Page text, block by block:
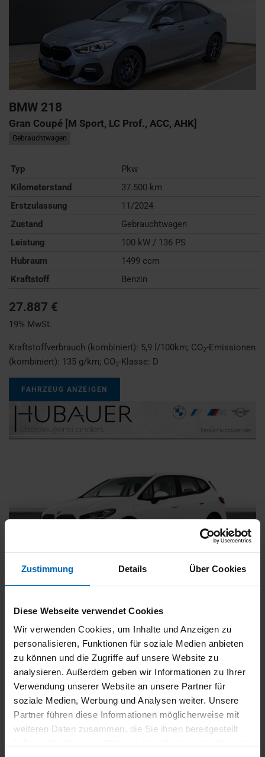
Zustimmung Details Über Cookies
Diese Webseite verwendet Cookies
Wir verwenden Cookies, um Inhalte und Anzeigen zu
personalisieren, Funktionen für soziale Medien anbieten
zu können und die Zugriffe auf unsere Website zu
analysieren. Außerdem geben wir Informationen zu Ihrer
Verwendung unserer Website an unsere Partner für
soziale Medien, Werbung und Analysen weiter. Unsere
Partner führen diese Informationen möglicherweise mit
weiteren Daten zusammen, die Sie ihnen bereitgestellt
BMW 218
Gran Coupé [M Sport, LC Prof., ACC, AHK]
Gebrauchtwagen
Typ
Pkw
Kilometerstand
37.500 km
Erstzulassung
11/2024
Zustand
Gebrauchtwagen
Leistung
100 kW / 136 PS
Hubraum
1499 ccm
Kraftstoff
Benzin
27.887 €
19% MwSt.
Kraftstoffverbrauch (kombiniert): 5,9 l/100km; CO2-Emissionen
(kombiniert): 135 g/km; CO2-Klasse: D
FAHRZEUG ANZEIGEN
BMW 225
Gebrauchtwagen
Typ
Pkw
Kilometerstand
54.750 km
Erstzulassung
05/2023
Zustand
Gebrauchtwagen
Leistung
180 kW / 245 PS